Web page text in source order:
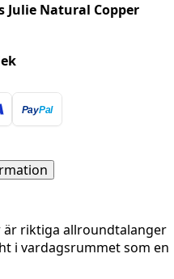
Julie Natural Copper
PayPal
riktiga allroundtalanger
i vardagsrummet som en